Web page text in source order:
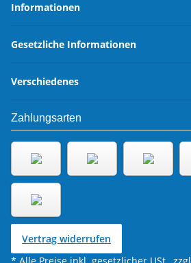
Informationen
Gesetzliche Informationen
Verschiedenes
Zahlungsarten
Vertrag widerrufen